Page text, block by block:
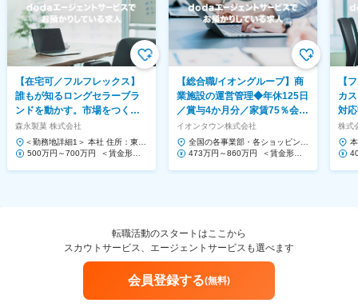
【在宅可／フルフレックス】
誰もが知るロングセラーブラ
ンドを動かす。市場をつくる
提案営業◆ハイチュウ等
森永製菓 株式会社
＜勤務地詳細1＞ 本社 住所：東京
都港区芝浦1-13-16 勤務地最寄
500万円～700万円 ＜賃金形態
【総合職/イオングループ】商
業施設の運営管理◆年休125日
／賞与4か月分／家賃75％会社
負担！
イオンタウン株式会社
全国の各事業部・各ショッピング
センター 住所：千葉県千葉市美浜
473万円～860万円 ＜賃金形態
【
カ
対
株式
1
転職活動のスタートはここから
スカウトサービス、エージェントサービスも選べます
会員登録する(無料)